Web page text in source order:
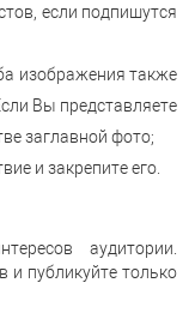
если подпишутся
изображения также
Вы представляете
заглавной фото;
и закрепите его.
аудитории.
и публикуйте только